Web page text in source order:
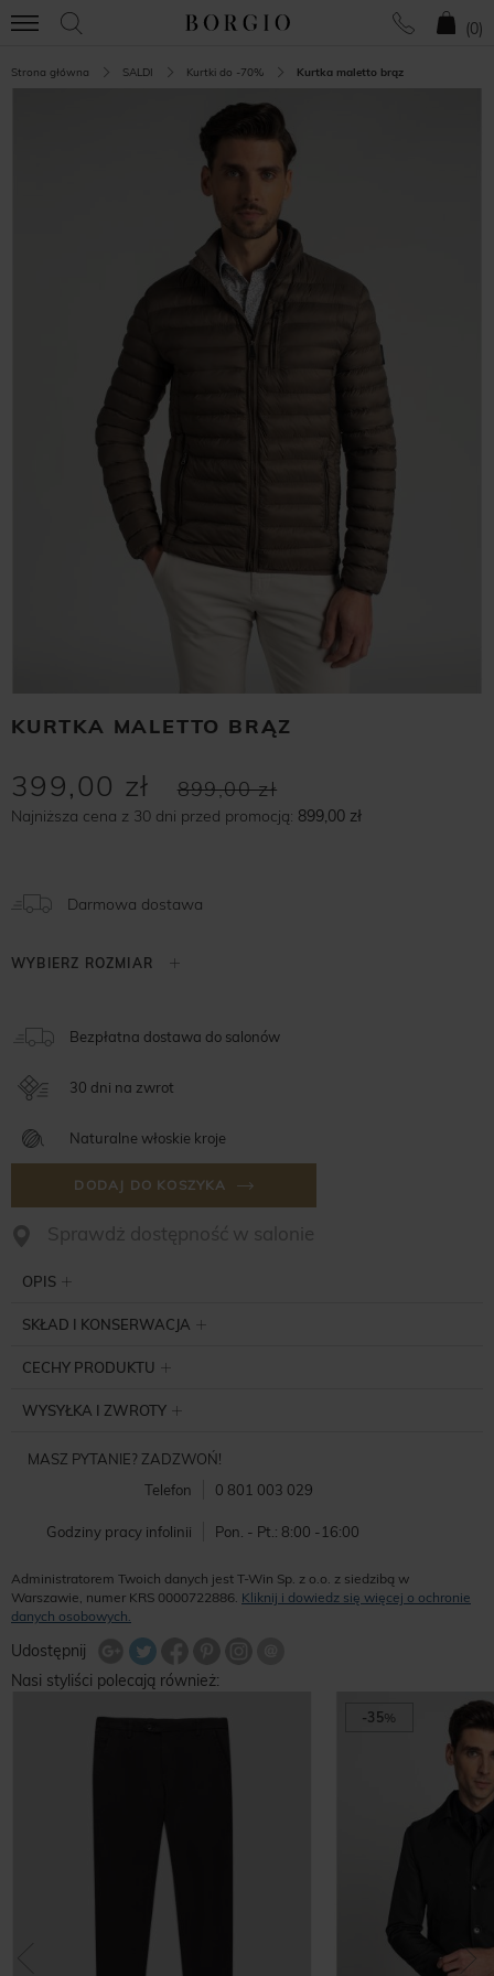
(0)
Strona główna SALDI Kurtki do -70% Kurtka maletto brąz
KURTKA MALETTO BRĄZ
899,00 zł
399,00 zł
Najniższa cena z 30 dni przed promocją: 899,00 zł
Darmowa dostawa
Bezpłatna dostawa do salonów
30 dni na zwrot
Naturalne włoskie kroje
DODAJ DO KOSZYKA
Sprawdż dostępność w salonie
OPIS
SKŁAD I KONSERWACJA
CECHY PRODUKTU
WYSYŁKA I ZWROTY
MASZ PYTANIE? ZADZWOŃ!
Telefon
0 801 003 029
Godziny pracy infolinii Pon. - Pt.: 8:00 -16:00
Administratorem Twoich danych jest T-Win Sp. z o.o. z siedzibą w
Warszawie, numer KRS 0000722886. Kliknij i dowiedz się więcej o ochronie
danych osobowych.
Udostępnij
Share FacebookUdostępnij na Google+
Udostępnij na Google+
Nasi styliści polecają również:
-35%